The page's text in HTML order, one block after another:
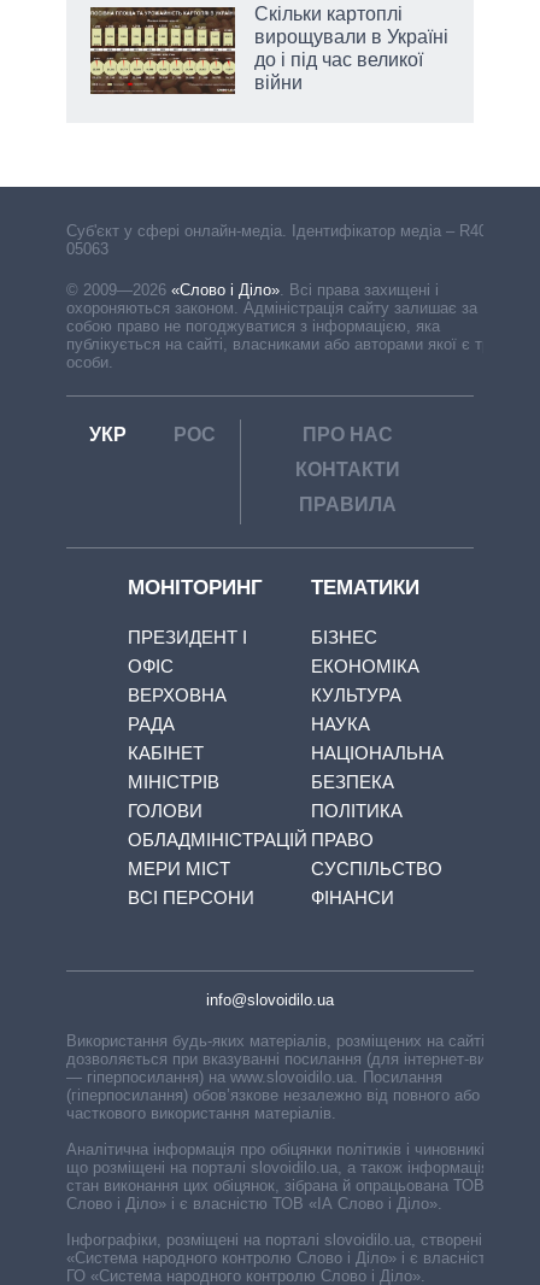
Скільки картоплі
вирощували в Україні
до і під час великої
війни
Cуб'єкт у сфері онлайн-медіа. Ідентифікатор медіа – R40-
05063
© 2009—2026 «Слово і Діло». Всі права захищені і
охороняються законом. Адміністрація сайту залишає за
собою право не погоджуватися з інформацією, яка
публікується на сайті, власниками або авторами якої є треті
особи.
УКР РОС
ПРО НАС
КОНТАКТИ
ПРАВИЛА
МОНІТОРИНГ
ПРЕЗИДЕНТ І
ОФІС
ВЕРХОВНА
РАДА
КАБІНЕТ
МІНІСТРІВ
ГОЛОВИ
ОБЛАДМІНІСТРАЦІЙ
МЕРИ МІСТ
ВСІ ПЕРСОНИ
ТЕМАТИКИ
БІЗНЕС
ЕКОНОМІКА
КУЛЬТУРА
НАУКА
НАЦІОНАЛЬНА
БЕЗПЕКА
ПОЛІТИКА
ПРАВО
СУСПІЛЬСТВО
ФІНАНСИ
info@slovoidilo.ua
Використання будь-яких матеріалів, розміщених на сайті,
дозволяється при вказуванні посилання (для інтернет-видань
— гіперпосилання) на www.slovoidilo.ua. Посилання
(гіперпосилання) обов’язкове незалежно від повного або
часткового використання матеріалів.
Аналітична інформація про обіцянки політиків і чиновників,
що розміщені на порталі slovoidilo.ua, а також інформація про
стан виконання цих обіцянок, зібрана й опрацьована ТОВ «ІА
Слово і Діло» і є власністю ТОВ «ІА Слово і Діло».
Інфографіки, розміщені на порталі slovoidilo.ua, створені ГО
«Система народного контролю Слово і Діло» і є власністю
ГО «Система народного контролю Слово і Діло».